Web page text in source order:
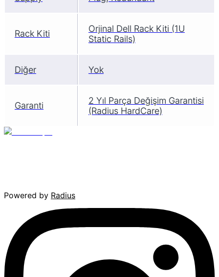
Rack Kiti
Orjinal Dell Rack Kiti (1U
Static Rails)
Diğer Yok
Garanti
2 Yıl Parça Değişim Garantisi
(Radius HardCare)
Powered by Radius